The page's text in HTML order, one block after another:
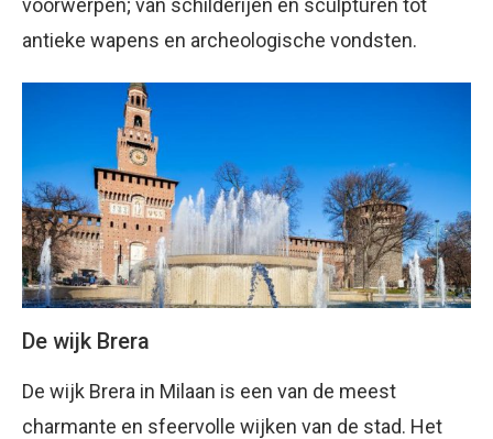
voorwerpen; van schilderijen en sculpturen tot
antieke wapens en archeologische vondsten.
De wijk Brera
De wijk Brera in Milaan is een van de meest
charmante en sfeervolle wijken van de stad. Het